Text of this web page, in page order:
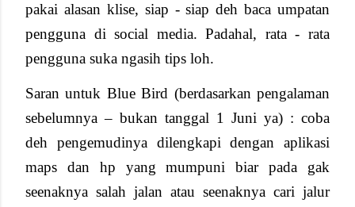
pakai alasan klise, siap - siap deh baca umpatan
pengguna di social media. Padahal, rata - rata
pengguna suka ngasih tips loh.
Saran untuk Blue Bird (berdasarkan pengalaman
sebelumnya – bukan tanggal 1 Juni ya) : coba
deh pengemudinya dilengkapi dengan aplikasi
maps dan hp yang mumpuni biar pada gak
seenaknya salah jalan atau seenaknya cari jalur